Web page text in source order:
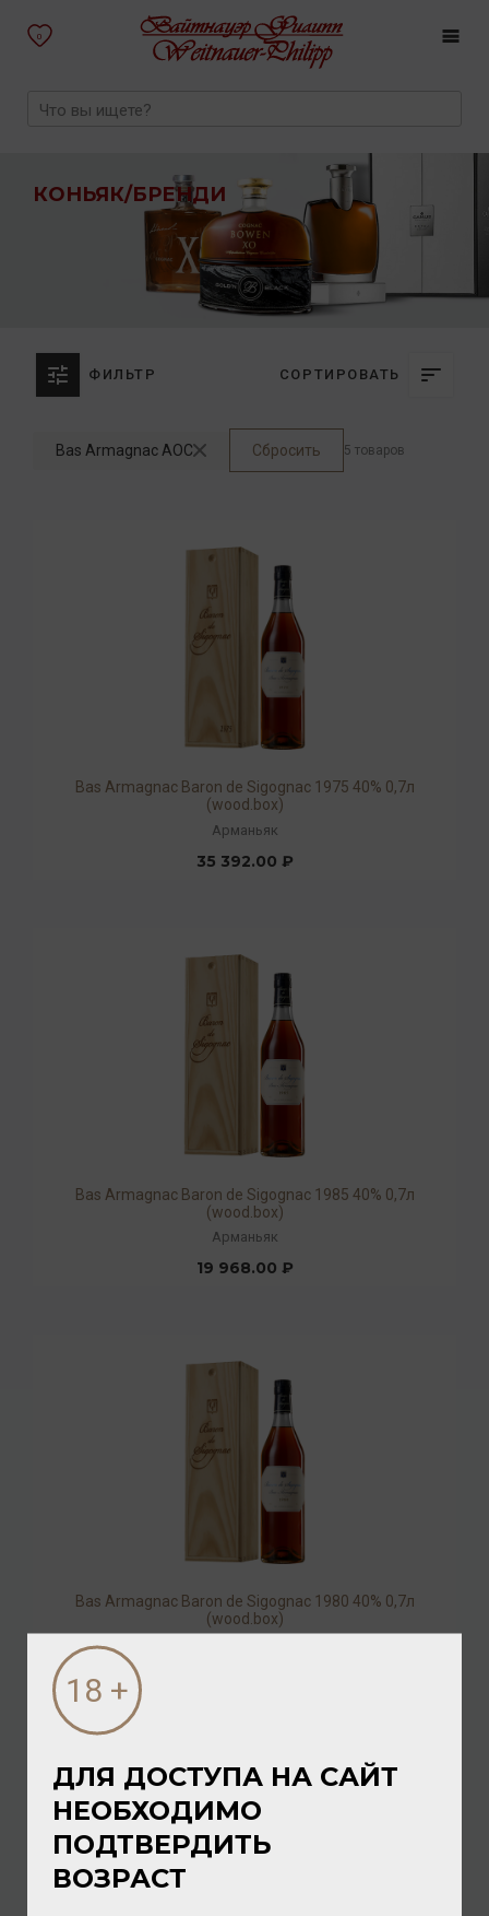
0
КОНЬЯК/БРЕНДИ
ФИЛЬТР СОРТИРОВАТЬ
Bas Armagnac AOC Сбросить 5 товаров
Bas Armagnac Baron de Sigognac 1975 40% 0,7л
(wood.box)
Арманьяк
35 392.00 ₽
Bas Armagnac Baron de Sigognac 1985 40% 0,7л
(wood.box)
Арманьяк
19 968.00 ₽
Bas Armagnac Baron de Sigognac 1980 40% 0,7л
(wood.box)
ДЛЯ ДОСТУПА НА САЙТ
НЕОБХОДИМО
ПОДТВЕРДИТЬ
ВОЗРАСТ